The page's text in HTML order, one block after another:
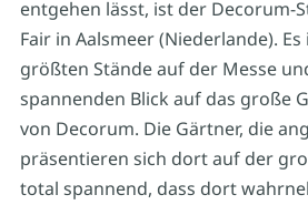
entgehen lässt, ist der Decorum-
Fair in Aalsmeer (Niederlande).
größten Stände auf der Messe
spannenden Blick auf das große
von Decorum. Die Gärtner, die
präsentieren sich dort auf der
total spannend, dass dort